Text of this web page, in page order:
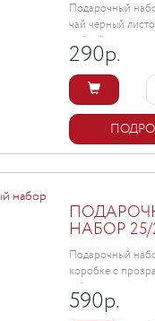
Подарочный
чай черный
выбор" + мармелад
290р.
НАБОР
Подарочный
коробке с
и бантом, размер ...
590р.